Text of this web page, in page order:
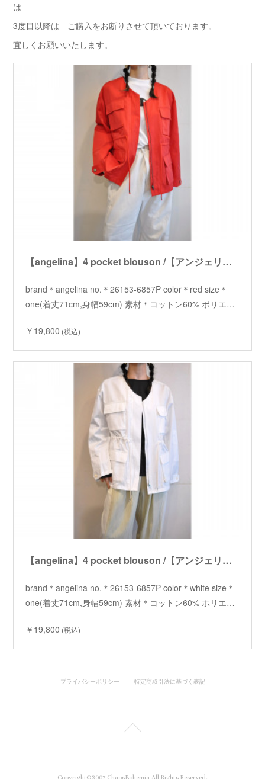
は
3度目以降は ご購入をお断りさせて頂いております。
宜しくお願いいたします。
【angelina】4 pocket blouson /【アンジェリーナ】4ポケットブルゾン
brand＊angelina no.＊26153-6857P color＊red size＊
one(着丈71cm,身幅59cm) 素材＊コットン60% ポリエ…
￥19,800 (税込)
【angelina】4 pocket blouson /【アンジェリーナ】4ポケットブルゾン
brand＊angelina no.＊26153-6857P color＊white size＊
one(着丈71cm,身幅59cm) 素材＊コットン60% ポリエ…
￥19,800 (税込)
プライバシーポリシー 特定商取引法に基づく表記